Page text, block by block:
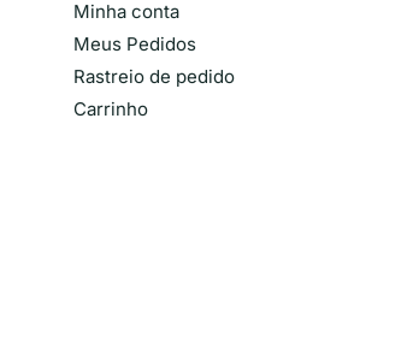
Minha conta
Meus Pedidos
Rastreio de pedido
Carrinho